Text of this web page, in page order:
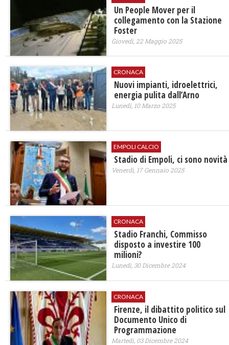
Un People Mover per il
collegamento con la Stazione
Foster
Giovedì, 22 Maggio 2025
CRONACA
Nuovi impianti, idroelettrici,
energia pulita dall’Arno
Lunedì, 10 Marzo 2025
EMPOLI CALCIO
Stadio di Empoli, ci sono novità
Venerdì, 17 Gennaio 2025
CRONACA
Stadio Franchi, Commisso
disposto a investire 100
milioni?
Lunedì, 30 Dicembre 2024
CRONACA
Firenze, il dibattito politico sul
Documento Unico di
Programmazione
Martedì, 03 Dicembre 2024